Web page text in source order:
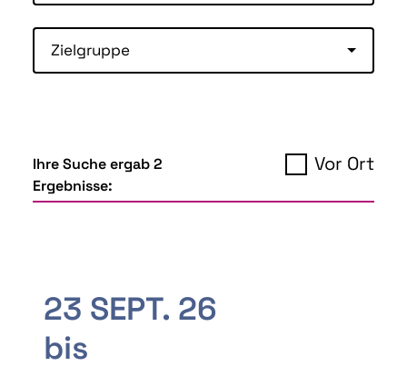
Zielgruppe
Ihre Suche ergab 2
Ergebnisse:
Vor Ort
23 SEPT. 26
bis